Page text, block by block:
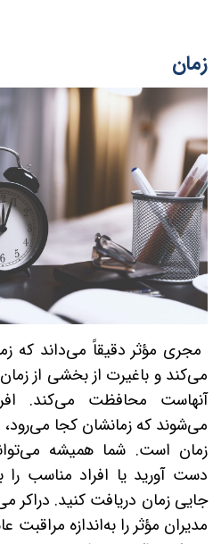
زمان
مجری مؤثر دقیقاً می‌داند که
می‌کند و باغیرت از بخشی از
آنهاست محافظت می‌کند.
می‌شوند که زمانشان کجا می‌رود،
زمان است. شما همیشه
دست آورید یا افراد مناسب را
جایی زمان دریافت کنید. دراکر
مدیران مؤثر را به‌اندازه مراقبت